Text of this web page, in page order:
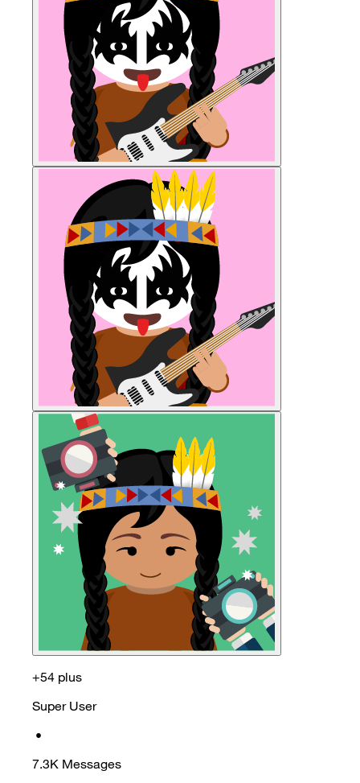
+54 plus
Super User
•
7.3K Messages